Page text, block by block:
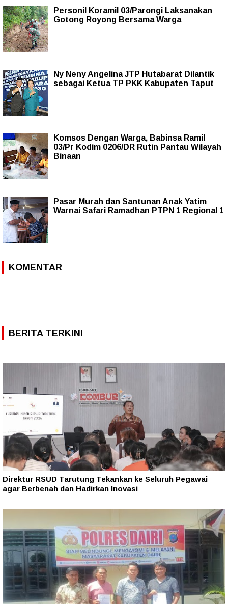
Personil Koramil 03/Parongi Laksanakan
Gotong Royong Bersama Warga
Ny Neny Angelina JTP Hutabarat Dilantik
sebagai Ketua TP PKK Kabupaten Taput
Komsos Dengan Warga, Babinsa Ramil
03/Pr Kodim 0206/DR Rutin Pantau Wilayah
Binaan
Pasar Murah dan Santunan Anak Yatim
Warnai Safari Ramadhan PTPN 1 Regional 1
KOMENTAR
BERITA TERKINI
Direktur RSUD Tarutung Tekankan ke Seluruh Pegawai
agar Berbenah dan Hadirkan Inovasi